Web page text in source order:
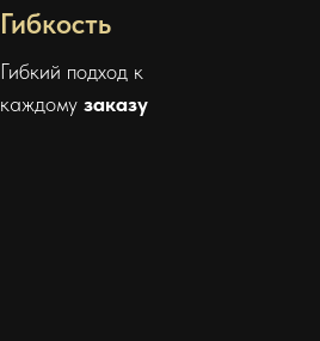
Гибкость
Гибкий подход к
каждому заказу